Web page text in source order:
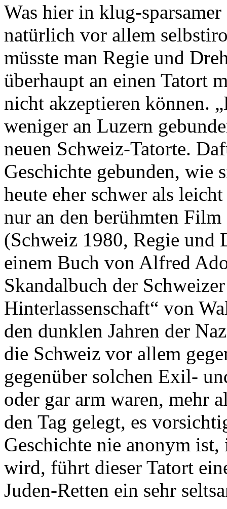
Was hier in klug-
natürlich vor allem
müsste man Regie und
überhaupt an einen Tatort
nicht akzeptieren können.
weniger an Luzern
neuen Schweiz-Tatorte.
Geschichte gebunden, wie
heute eher schwer als
nur an den berühmten
(Schweiz 1980, Regie und
einem Buch von Alfred
Skandalbuch der
Hinterlassenschaft“ von
den dunklen Jahren der
die Schweiz vor allem
gegenüber solchen Exil-
oder gar arm waren, mehr
den Tag gelegt, es
Geschichte nie anonym
wird, führt dieser Tatort
Juden-Retten ein sehr